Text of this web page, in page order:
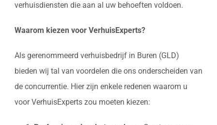
verhuisdiensten die aan al uw behoeften voldoen.
Waarom kiezen voor VerhuisExperts?
Als gerenommeerd verhuisbedrijf in Buren (GLD)
bieden wij tal van voordelen die ons onderscheiden van
de concurrentie. Hier zijn enkele redenen waarom u
voor VerhuisExperts zou moeten kiezen: